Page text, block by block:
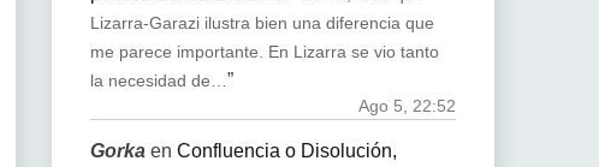
Lizarra-Garazi ilustra bien una diferencia que
me parece importante. En Lizarra se vio tanto
la necesidad de… ”
Ago 5, 22:52
Gorkaen Confluencia o Disolución,